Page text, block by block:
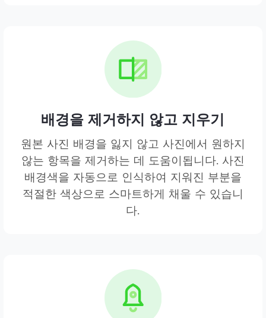
배경을 제거하지 않고 지우기
원본 사진 배경을 잃지 않고 사진에서 원하지
않는 항목을 제거하는 데 도움이됩니다. 사진
배경색을 자동으로 인식하여 지워진 부분을
적절한 색상으로 스마트하게 채울 수 있습니
다.